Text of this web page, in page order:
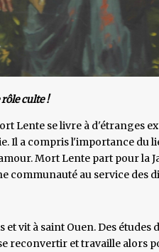
culte !
Lente se livre à d'étranges
Il a compris l'importance du
Mort Lente part pour la
communauté au service des
et vit à saint Ouen. Des
reconvertir et travaille alors